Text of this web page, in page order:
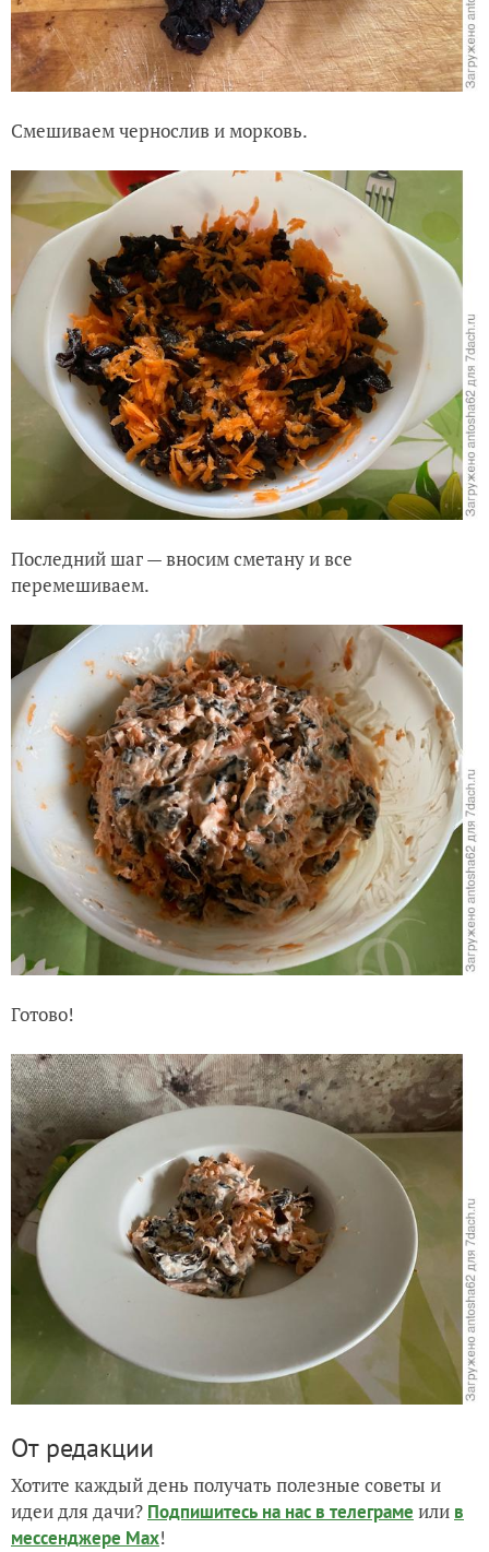
Смешиваем чернослив и морковь.
Последний шаг — вносим сметану и все
перемешиваем.
Готово!
От редакции
Хотите каждый день получать полезные советы и
идеи для дачи? Подпишитесь на нас в телеграме или в
мессенджере Max!